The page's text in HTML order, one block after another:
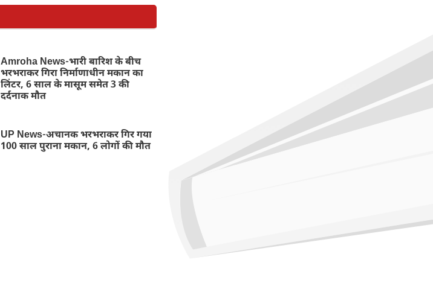
Amroha News-भारी बारिश के बीच
भरभराकर गिरा निर्माणाधीन मकान का
लिंटर, 6 साल के मासूम समेत 3 की
दर्दनाक मौत
UP News-अचानक भरभराकर गिर गया
100 साल पुराना मकान, 6 लोगों की मौत